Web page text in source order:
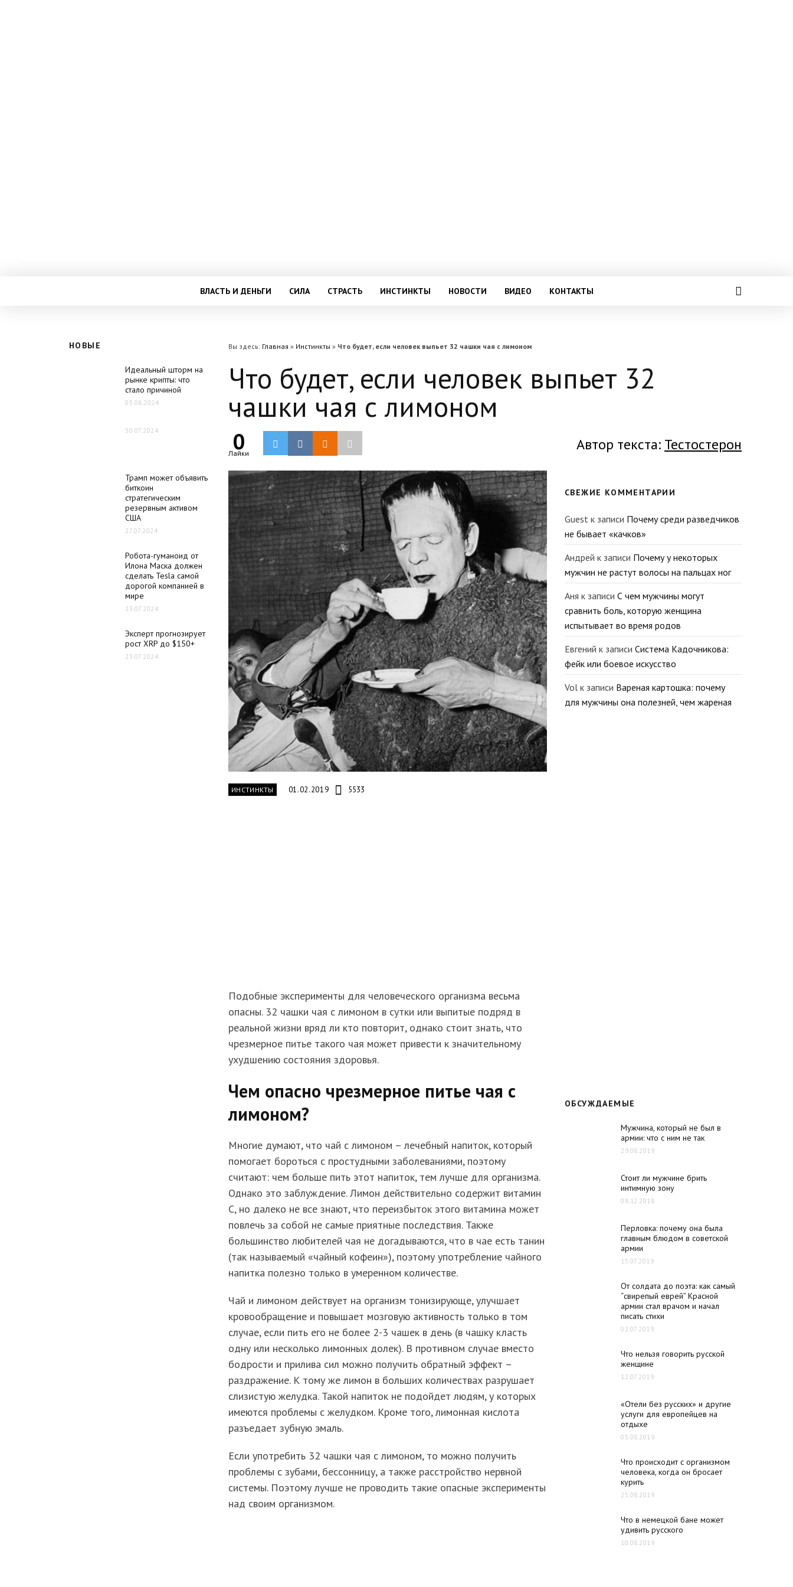
ВЛАСТЬ И ДЕНЬГИ СИЛА СТРАСТЬ ИНСТИНКТЫ НОВОСТИ ВИДЕО КОНТАКТЫ
НОВЫЕ
Идеальный шторм на
рынке крипты: что
стало причиной
05.08.2024
30.07.2024
Трамп может объявить
биткоин
стратегическим
резервным активом
США
27.07.2024
Робота-гуманоид от
Илона Маска должен
сделать Tesla самой
дорогой компанией в
мире
23.07.2024
Эксперт прогнозирует
рост XRP до $150+
23.07.2024
Вы здесь: Главная » Инстинкты » Что будет, если человек выпьет 32 чашки чая с лимоном
Что будет, если человек выпьет 32
чашки чая с лимоном
0
Лайки Автор текста: Тестостерон
ИНСТИНКТЫ 01.02.2019 5533
Подобные эксперименты для человеческого организма весьма
опасны. 32 чашки чая с лимоном в сутки или выпитые подряд в
реальной жизни вряд ли кто повторит, однако стоит знать, что
чрезмерное питье такого чая может привести к значительному
ухудшению состояния здоровья.
Чем опасно чрезмерное питье чая с
лимоном?
Многие думают, что чай с лимоном – лечебный напиток, который
помогает бороться с простудными заболеваниями, поэтому
считают: чем больше пить этот напиток, тем лучше для организма.
Однако это заблуждение. Лимон действительно содержит витамин
С, но далеко не все знают, что переизбыток этого витамина может
повлечь за собой не самые приятные последствия. Также
большинство любителей чая не догадываются, что в чае есть танин
(так называемый «чайный кофеин»), поэтому употребление чайного
напитка полезно только в умеренном количестве.
Чай и лимоном действует на организм тонизирующе, улучшает
кровообращение и повышает мозговую активность только в том
случае, если пить его не более 2-3 чашек в день (в чашку класть
одну или несколько лимонных долек). В противном случае вместо
бодрости и прилива сил можно получить обратный эффект –
раздражение. К тому же лимон в больших количествах разрушает
слизистую желудка. Такой напиток не подойдет людям, у которых
имеются проблемы с желудком. Кроме того, лимонная кислота
разъедает зубную эмаль.
Если употребить 32 чашки чая с лимоном, то можно получить
проблемы с зубами, бессонницу, а также расстройство нервной
системы. Поэтому лучше не проводить такие опасные эксперименты
над своим организмом.
СВЕЖИЕ КОММЕНТАРИИ
Guest к записи Почему среди разведчиков
не бывает «качков»
Андрей к записи Почему у некоторых
мужчин не растут волосы на пальцах ног
Аня к записи С чем мужчины могут
сравнить боль, которую женщина
испытывает во время родов
Евгений к записи Система Кадочникова:
фейк или боевое искусство
Vol к записи Вареная картошка: почему
для мужчины она полезней, чем жареная
ОБСУЖДАЕМЫЕ
Мужчина, который не был в
армии: что с ним не так
29.08.2019
Стоит ли мужчине брить
интимную зону
08.12.2018
Перловка: почему она была
главным блюдом в советской
армии
15.07.2019
От солдата до поэта: как самый
“свирепый еврей” Красной
армии стал врачом и начал
писать стихи
02.07.2019
Что нельзя говорить русской
женщине
12.07.2019
«Отели без русских» и другие
услуги для европейцев на
отдыхе
05.08.2019
Что происходит с организмом
человека, когда он бросает
курить
25.08.2019
Что в немецкой бане может
удивить русского
10.08.2019